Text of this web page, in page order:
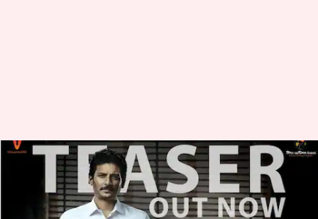
மம்முட்டி-ஜீவா நடிப்பில்
வெளியானது 'யாத்ரா 2'
டீஸர்